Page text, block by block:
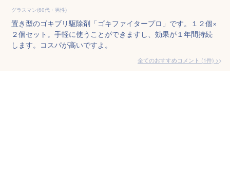
グラスマン(60代・男性)
置き型のゴキブリ駆除剤「ゴキファイタープロ」です。１２個×
２個セット。手軽に使うことができますし、効果が１年間持続
します。コスパが高いですよ。
全てのおすすめコメント (1件) >